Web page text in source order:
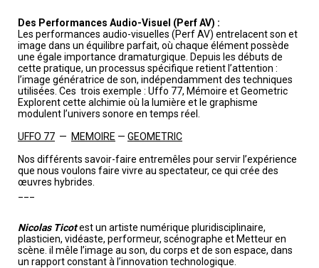
Des Performances Audio-Visuel (Perf AV) :
Les performances audio-visuelles (Perf AV) entrelacent son et
image dans un équilibre parfait, où chaque élément possède
une égale importance dramaturgique. Depuis les débuts de
cette pratique, un processus spécifique retient l’attention :
l’image génératrice de son, indépendamment des techniques
utilisées. Ces trois exemple : Uffo 77, Mémoire et Geometric
Explorent cette alchimie où la lumière et le graphisme
modulent l’univers sonore en temps réel.
UFFO 77 — MEMOIRE — GEOMETRIC
Nos différents savoir-faire entremêles pour servir l’expérience
que nous voulons faire vivre au spectateur, ce qui crée des
œuvres hybrides.
Nicolas Ticotest un artiste numérique pluridisciplinaire,
plasticien, vidéaste, performeur, scénographe et Metteur en
scène. il mêle l’image au son, du corps et de son espace, dans
un rapport constant à l’innovation technologique.